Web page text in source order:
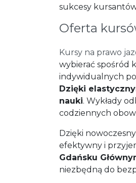
sukcesy
Oferta
Kursy na prawo
wybierać spośród
indywidualnych
Dzięki
nauki. Wykłady
codziennych
Dzięki
efektywny i
Gdańsku
niezbędną do